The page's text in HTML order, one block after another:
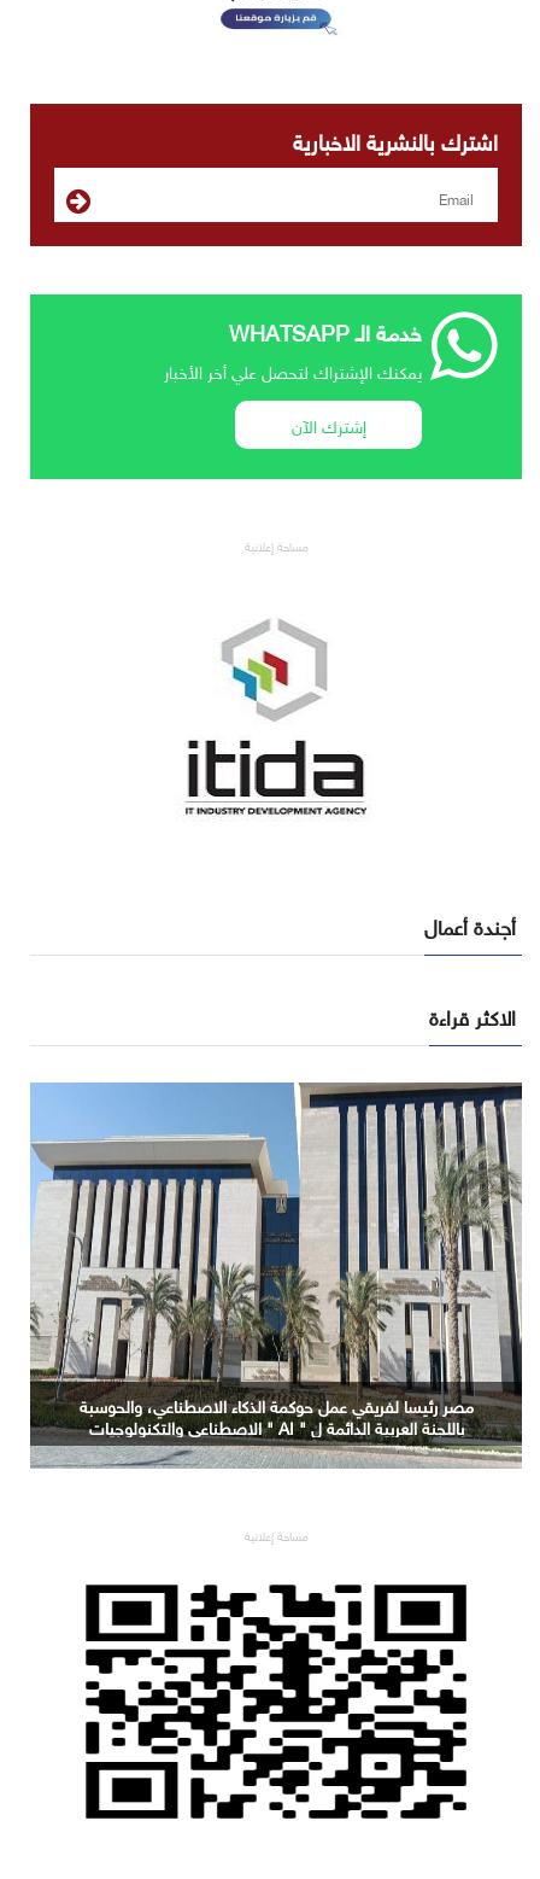
اشترك بالنشرية الاخبارية
خدمة الـ WHATSAPP
يمكنك الإشتراك لتحصل علي أخر الأخبار
إشترك الآن
مساحة إعلانية
أجندة أعمال
الاكثر قراءة
التعليم العالي: جامعة الدلتا التكنولوجية تحصد المركز الأول
في المؤتمر العلمي الدولي السادس للاتصالات بمشروع
يوظف الذكاء الاصطناعي لتطوير صناعة الكتان
مساحة إعلانية